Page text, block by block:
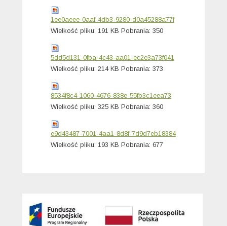
1ee0aeee-0aaf-4db3-9280-d0a45288a77f
Wielkość pliku: 191 KB Pobrania: 350
5dd5d131-0fba-4c43-aa01-ec2e3a73f041
Wielkość pliku: 214 KB Pobrania: 373
8534f8c4-1060-4676-838e-55fb3c1eea73
Wielkość pliku: 325 KB Pobrania: 360
e9d43487-7001-4aa1-8d8f-7d9d7eb18384
Wielkość pliku: 193 KB Pobrania: 677